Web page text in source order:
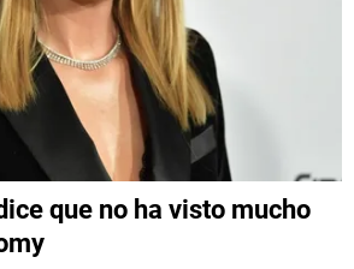
que no ha visto mucho